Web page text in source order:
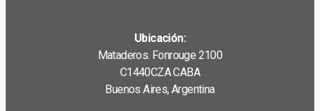
Ubicación:
Mataderos. Fonrouge 2100
C1440CZA CABA
Buenos Aires, Argentina